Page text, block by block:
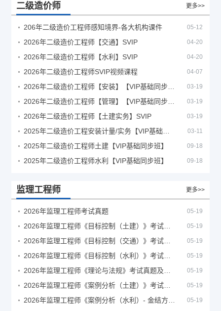
二级造价师 更多>>
206年二级造价工程师感知境界-各大机构课件 05-12
2026年二级造价工程师【交通】SVIP 04-20
2026年二级造价工程师【水利】SVIP 04-20
2026年二级造价工程师SVIP视频课程 04-07
03-19
03-19
2026年二级造价工程师【土建实务】SVIP 03-19
03-11
2025年二级造价工程师土建【VIP基础同步班】 09-18
2025年二级造价工程师水利【VIP基础同步班】 09-18
监理工程师 更多>>
2026年监理工程师考试真题 05-19
05-19
05-19
05-19
05-19
05-19
05-19